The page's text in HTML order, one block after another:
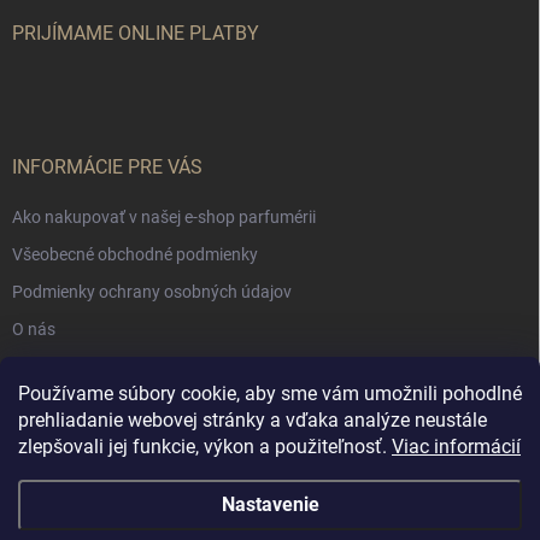
Používame súbory cookie, aby sme vám umožnili pohodlné
prehliadanie webovej stránky a vďaka analýze neustále
zlepšovali jej funkcie, výkon a použiteľnosť. Viac informácií
Nastavenie
PRIJÍMAME ONLINE PLATBY
INFORMÁCIE PRE VÁS
Ako nakupovať v našej e-shop parfumérii
Všeobecné obchodné podmienky
Podmienky ochrany osobných údajov
O nás
NÁKUPNÝ KOŠÍK
0 ks /€0